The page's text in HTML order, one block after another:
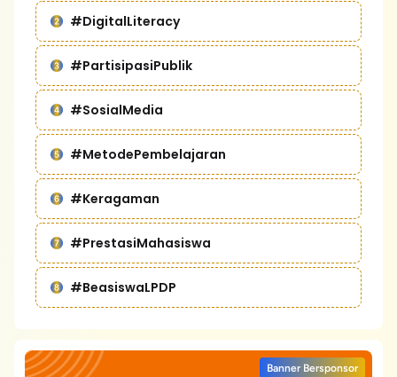
#DigitalLiteracy
#PartisipasiPublik
#SosialMedia
#MetodePembelajaran
#Keragaman
#PrestasiMahasiswa
#BeasiswaLPDP
Banner Bersponsor